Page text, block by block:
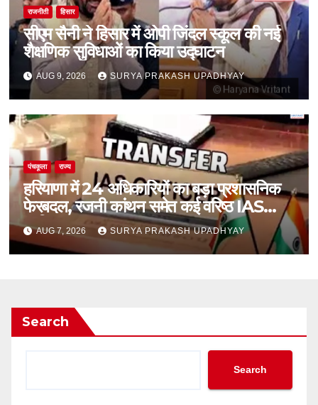
राजनीती हिसार
सीएम सैनी ने हिसार में ओपी जिंदल स्कूल की नई
शैक्षणिक सुविधाओं का किया उद्घाटन
AUG 9, 2026 SURYA PRAKASH UPADHYAY
पंचकूला राज्य
हरियाणा में 24 अधिकारियों का बड़ा प्रशासनिक
फेरबदल, रजनी कांथन समेत कई वरिष्ठ IAS
शामिल
AUG 7, 2026 SURYA PRAKASH UPADHYAY
Search
Search